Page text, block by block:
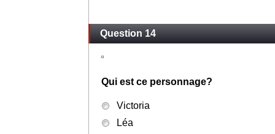
Question 14
Qui est ce personnage?
Victoria
Léa